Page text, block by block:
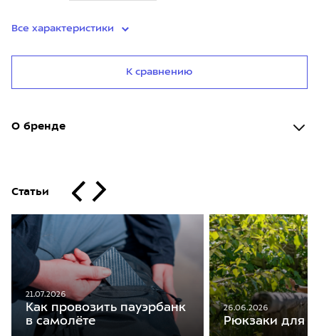
Все характеристики
К сравнению
О бренде
Статьи
21.07.2026
Как провозить пауэрбанк
в самолёте
26.06.2026
Рюкзаки для